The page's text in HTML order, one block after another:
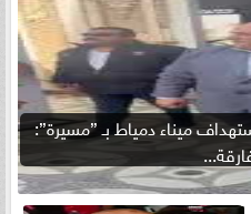
ميناء دمياط بـ ”مسيرة”: